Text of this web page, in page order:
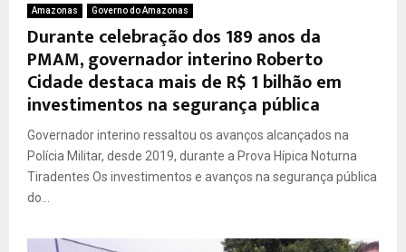
Amazonas Governo do Amazonas
Durante celebração dos 189 anos da
PMAM, governador interino Roberto
Cidade destaca mais de R$ 1 bilhão em
investimentos na segurança pública
Governador interino ressaltou os avanços alcançados na
Polícia Militar, desde 2019, durante a Prova Hípica Noturna
Tiradentes Os investimentos e avanços na segurança pública
do...